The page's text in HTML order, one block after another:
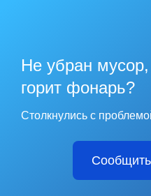
Не убран
горит фонарь?
Столкнулись с